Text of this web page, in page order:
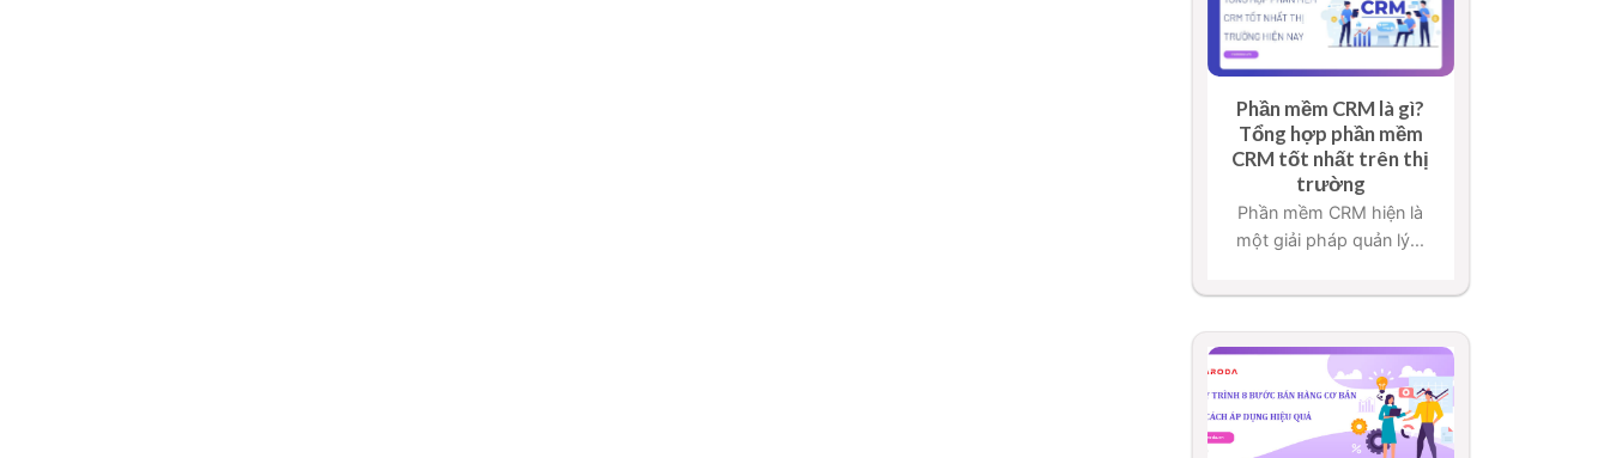
Phần mềm CRM là gì?
Tổng hợp phần mềm
CRM tốt nhất trên thị
trường
Phần mềm CRM hiện là
một giải pháp quản lý...